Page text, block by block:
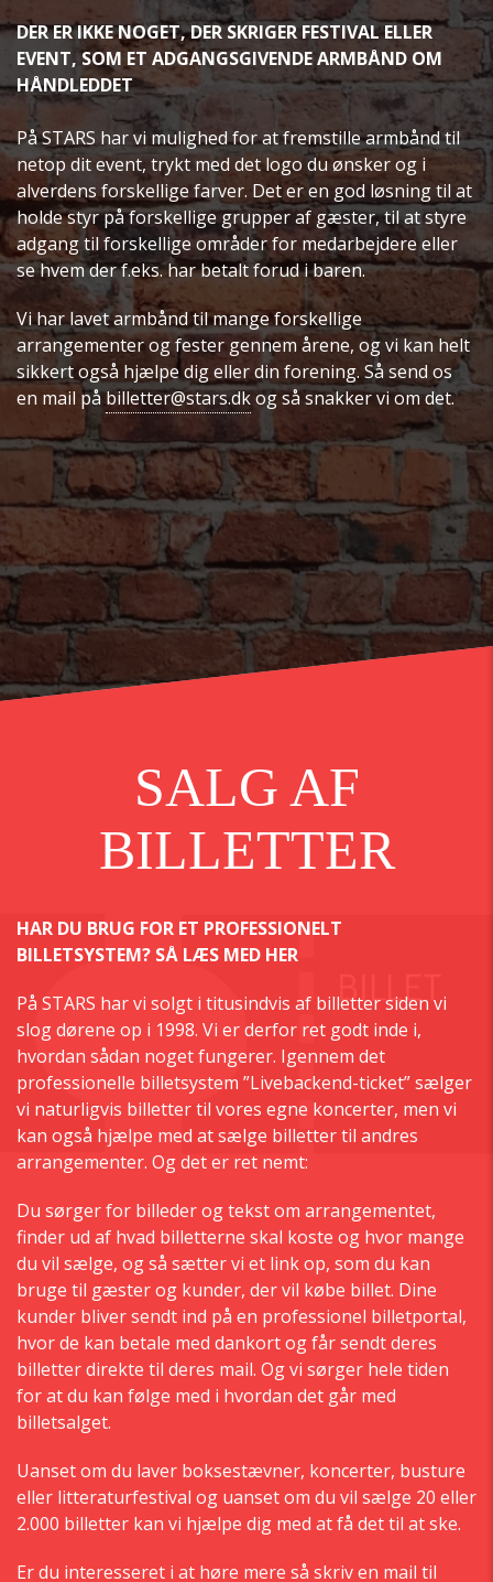
DER ER IKKE NOGET, DER SKRIGER FESTIVAL ELLER
EVENT, SOM ET ADGANGSGIVENDE ARMBÅND OM
HÅNDLEDDET
På STARS har vi mulighed for at fremstille armbånd til
netop dit event, trykt med det logo du ønsker og i
alverdens forskellige farver. Det er en god løsning til at
holde styr på forskellige grupper af gæster, til at styre
adgang til forskellige områder for medarbejdere eller
se hvem der f.eks. har betalt forud i baren.
Vi har lavet armbånd til mange forskellige
arrangementer og fester gennem årene, og vi kan helt
sikkert også hjælpe dig eller din forening. Så send os
en mail påbilletter@stars.dkog så snakker vi om det.
SALG AF
BILLETTER
HAR DU BRUG FOR ET PROFESSIONELT
BILLETSYSTEM? SÅ LÆS MED HER
På STARS har vi solgt i titusindvis af billetter siden vi
slog dørene op i 1998. Vi er derfor ret godt inde i,
hvordan sådan noget fungerer. Igennem det
professionelle billetsystem ”Livebackend-ticket” sælger
vi naturligvis billetter til vores egne koncerter, men vi
kan også hjælpe med at sælge billetter til andres
arrangementer. Og det er ret nemt:
Du sørger for billeder og tekst om arrangementet,
finder ud af hvad billetterne skal koste og hvor mange
du vil sælge, og så sætter vi et link op, som du kan
bruge til gæster og kunder, der vil købe billet. Dine
kunder bliver sendt ind på en professionel billetportal,
hvor de kan betale med dankort og får sendt deres
billetter direkte til deres mail. Og vi sørger hele tiden
for at du kan følge med i hvordan det går med
billetsalget.
Uanset om du laver boksestævner, koncerter, busture
eller litteraturfestival og uanset om du vil sælge 20 eller
2.000 billetter kan vi hjælpe dig med at få det til at ske.
Er du interesseret i at høre mere så skriv en mail til